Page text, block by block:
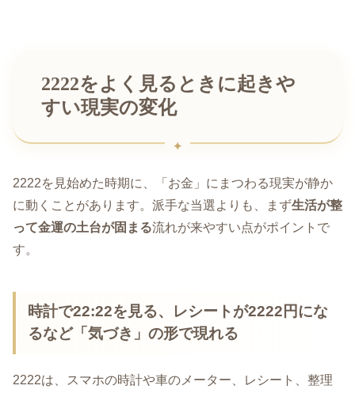
2222をよく見るときに起きや
すい現実の変化
2222を見始めた時期に、「お金」にまつわる現実が静か
に動くことがあります。派手な当選よりも、まず生活が整
って金運の土台が固まる流れが来やすい点がポイントで
す。
時計で22:22を見る、レシートが2222円にな
るなど「気づき」の形で現れる
2222は、スマホの時計や車のメーター、レシート、整理